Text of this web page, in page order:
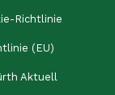
Richtlinie
(EU)
Aktuell